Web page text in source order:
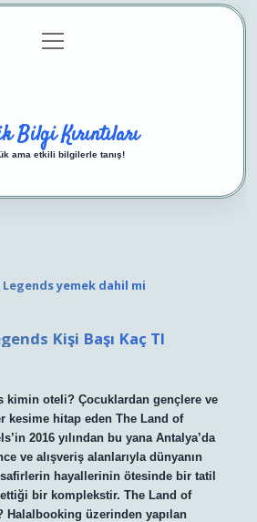
Gizlilik Politikası
menüyü
aç
Bilgi Kırıntıları
ama etkili bilgilerle tanış!
yemek dahil mi
Kişi Başı Kaç Tl
kimin oteli? Çocuklardan gençlere ve
kesime hitap eden The Land of
2016 yılından bu yana Antalya’da
ve alışveriş alanlarıyla dünyanın
hayallerinin ötesinde bir tatil
bir komplekstir. The Land of
Halalbooking üzerinden yapılan